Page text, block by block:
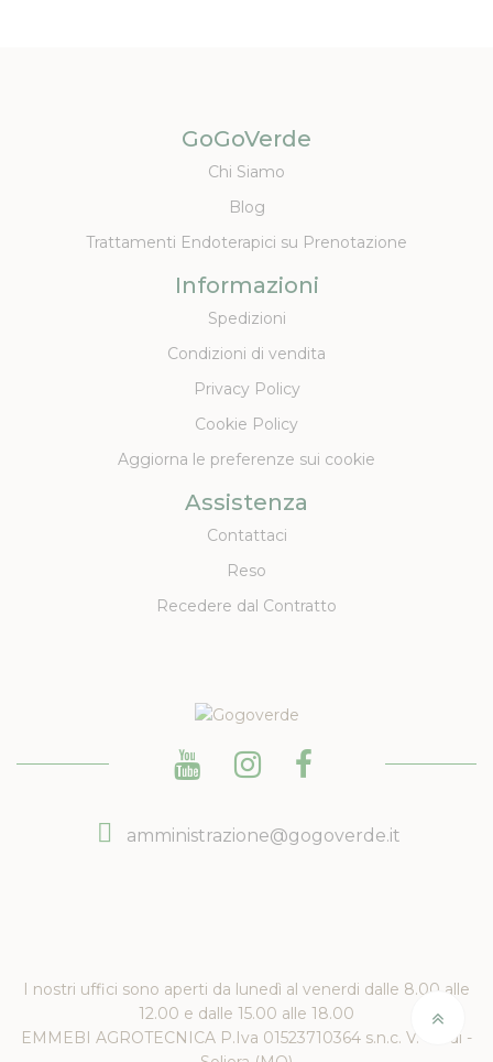
GoGoVerde
Chi Siamo
Blog
Trattamenti Endoterapici su Prenotazione
Informazioni
Spedizioni
Condizioni di vendita
Privacy Policy
Cookie Policy
Aggiorna le preferenze sui cookie
Assistenza
Contattaci
Reso
Recedere dal Contratto
amministrazione@gogoverde.it
I nostri uffici sono aperti da lunedì al venerdi dalle 8.00 alle
12.00 e dalle 15.00 alle 18.00
EMMEBI AGROTECNICA P.Iva 01523710364 s.n.c. V. Verdi -